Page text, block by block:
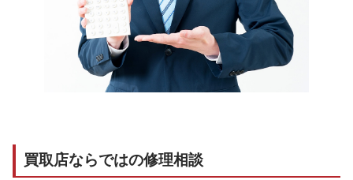
買取店ならではの修理相談